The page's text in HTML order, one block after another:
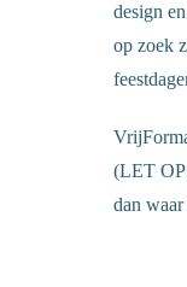
design
op zoek
(LET
dan